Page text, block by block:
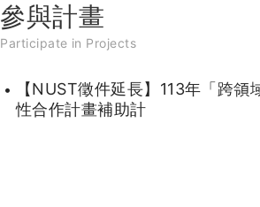
參與計畫
Participate in Projects
【NUST徵件延長】113年「跨
性合作計畫補助計